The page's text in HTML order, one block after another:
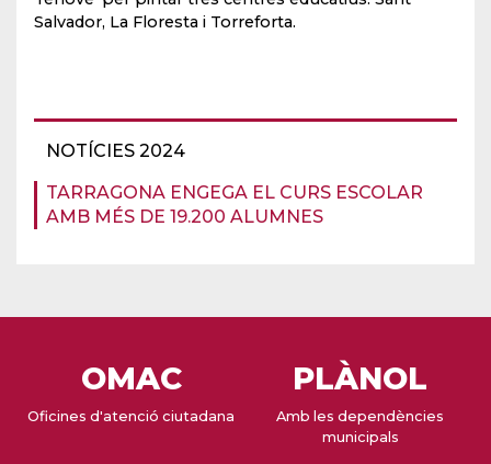
NOTÍCIES 2024
TARRAGONA ENGEGA EL CURS ESCOLAR
AMB MÉS DE 19.200 ALUMNES
Salvador, La Floresta i Torreforta.
OMAC
Oficines d'atenció ciutadana
PLÀNOL
Amb les dependències
municipals